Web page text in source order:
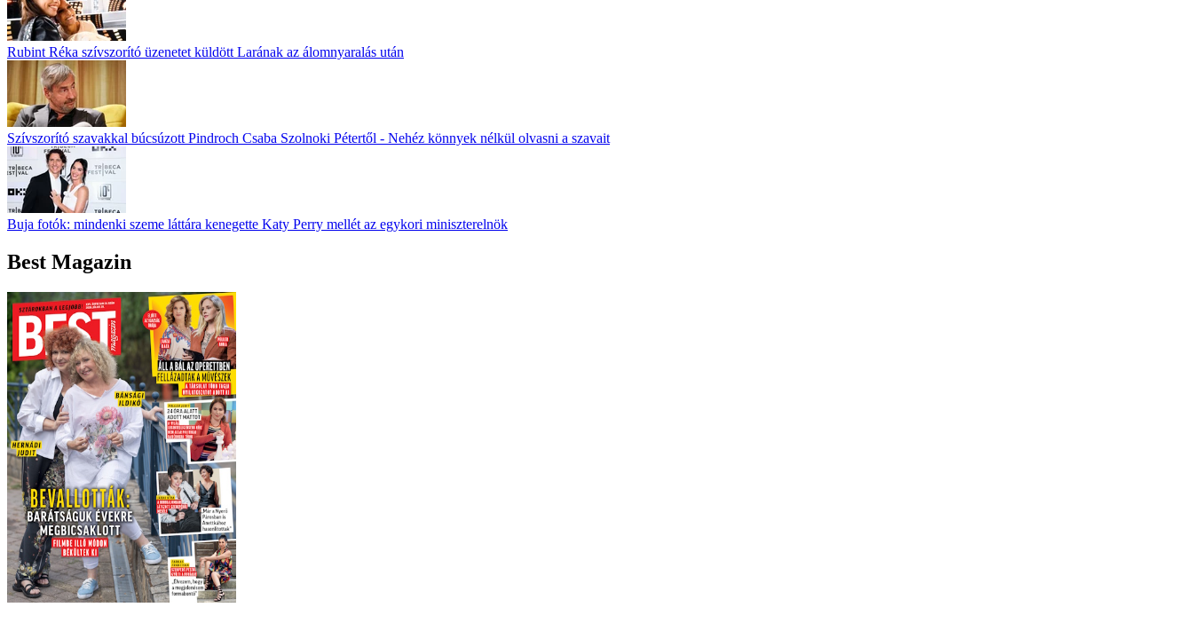
Rubint Réka szívszorító üzenetet küldött Larának az álomnyaralás után
Szívszorító szavakkal búcsúzott Pindroch Csaba Szolnoki Pétertől - Nehéz könnyek nélkül olvasni a szavait
Buja fotók: mindenki szeme láttára kenegette Katy Perry mellét az egykori miniszterelnök
Best Magazin